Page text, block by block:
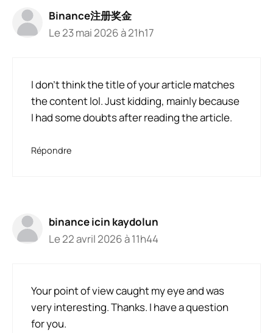
Binance注册奖金
Le 23 mai 2026 à 21h17
I don’t think the title of your article matches
the content lol. Just kidding, mainly because
I had some doubts after reading the article.
Répondre
binance icin kaydolun
Le 22 avril 2026 à 11h44
Your point of view caught my eye and was
very interesting. Thanks. I have a question
for you.